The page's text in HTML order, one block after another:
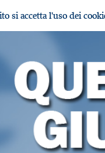
si accetta l'uso dei